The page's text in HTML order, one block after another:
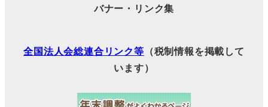
バナー・リンク集
全国法人会総連合リンク等 （税制情報を掲載して
います）